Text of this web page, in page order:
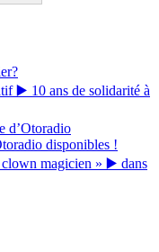
▶️ 10 ans de solidarité à
d’Otoradio
disponibles !
magicien » ▶️ dans